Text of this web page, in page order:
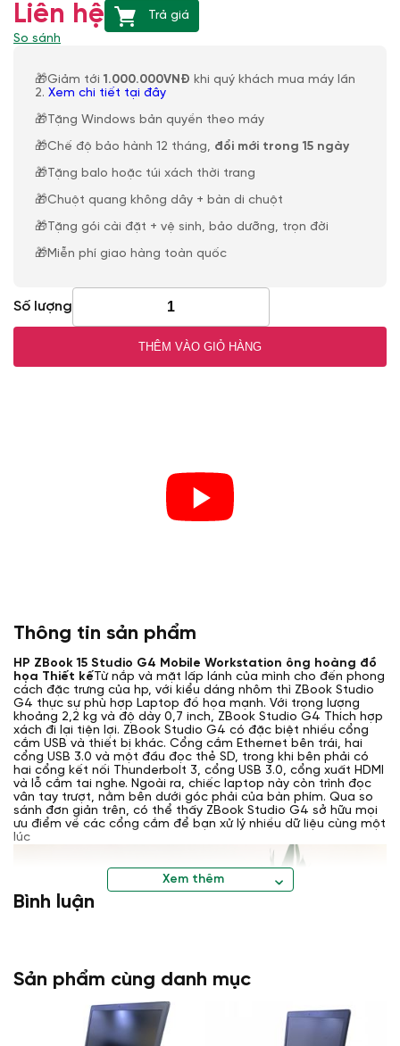
Liên hệ
Trả giá
So sánh
🎁Giảm tới 1.000.000VNĐ khi quý khách mua máy lần
2. Xem chi tiết tại đây
🎁Tặng Windows bản quyền theo máy
🎁Chế độ bảo hành 12 tháng, đổi mới trong 15 ngày
🎁Tặng balo hoặc túi xách thời trang
🎁Chuột quang không dây + bàn di chuột
🎁Tặng gói cài đặt + vệ sinh, bảo dưỡng, trọn đời
🎁Miễn phí giao hàng toàn quốc
Số lượng
THÊM VÀO GIỎ HÀNG
Thông tin sản phẩm
HP ZBook 15 Studio G4 Mobile Workstation ông hoàng đồ
họa Thiết kếTừ nắp và mặt lấp lánh của mình cho đến phong
cách đặc trưng của hp, với kiểu dáng nhôm thì ZBook Studio
G4 thực sự phù hợp Laptop đồ họa mạnh. Với trọng lượng
khoảng 2,2 kg và độ dày 0,7 inch, ZBook Studio G4 Thích hợp
xách đi lại tiện lợi. ZBook Studio G4 có đặc biệt nhiều cổng
cắm USB và thiết bị khác. Cổng cắm Ethernet bên trái, hai
cổng USB 3.0 và một đầu đọc thẻ SD, trong khi bên phải có
hai cổng kết nối Thunderbolt 3, cổng USB 3.0, cổng xuất HDMI
và lỗ cắm tai nghe. Ngoài ra, chiếc laptop này còn trình đọc
vân tay trượt, nằm bên dưới góc phải của bàn phím. Qua so
sánh đơn giản trên, có thể thấy ZBook Studio G4 sở hữu mọi
ưu điểm về các cổng cắm để bạn xử lý nhiều dữ liệu cùng một
lúc
Xem thêm
Bình luận
Sản phẩm cùng danh mục